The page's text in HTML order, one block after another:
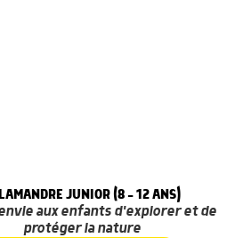
JUNIOR (8 - 12 ANS)
aux enfants d'explorer et de
protéger la nature